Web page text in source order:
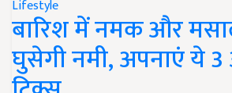
Lifestyle
बारिश में नमक और
घुसेगी नमी, अपनाएं ये